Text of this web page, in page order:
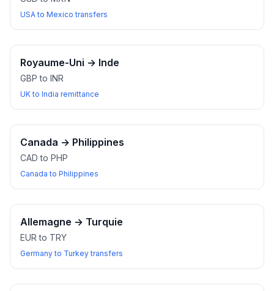
USA to Mexico transfers
Royaume-Uni → Inde
GBP to INR
UK to India remittance
Canada → Philippines
CAD to PHP
Canada to Philippines
Allemagne → Turquie
EUR to TRY
Germany to Turkey transfers